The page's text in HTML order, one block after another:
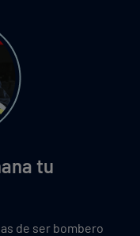
tu
de ser bombero